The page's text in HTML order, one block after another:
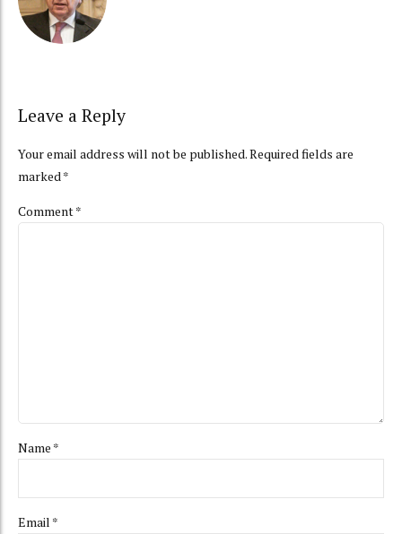
Leave a Reply
Your email address will not be published. Required fields are
marked *
Comment*
Name *
Email *